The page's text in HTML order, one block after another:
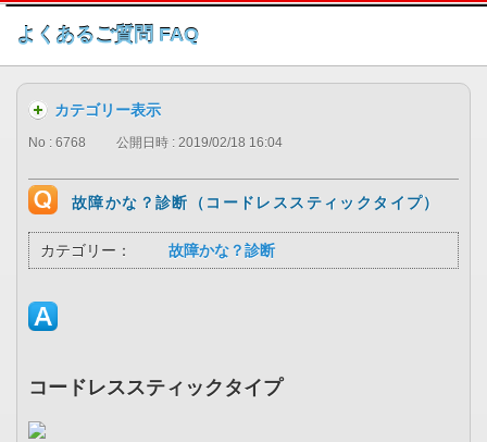
このページの本文へ
よくあるご質問 FAQ
カテゴリー表示
No : 6768 公開日時 : 2019/02/18 16:04
故障かな？診断（コードレススティックタイプ）
カテゴリー： 故障かな？診断
コードレススティックタイプ